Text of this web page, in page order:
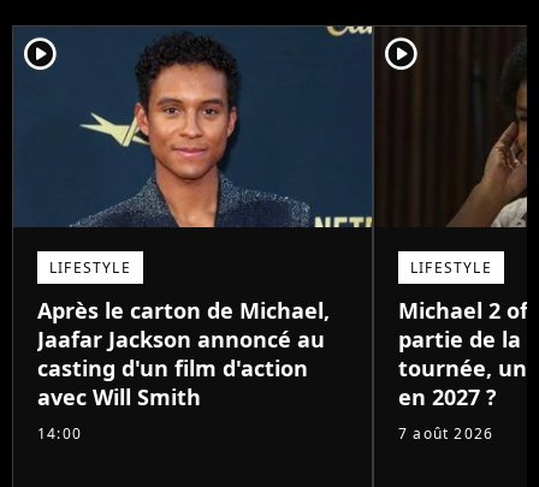
player2
LIFESTYLE
Après le carton de Michael,
Jaafar Jackson annoncé au
casting d'un film d'action
avec Will Smith
14:00
player2
LIFESTYLE
Michael 2
partie de la
tournée,
en 2027 ?
7 août 2026